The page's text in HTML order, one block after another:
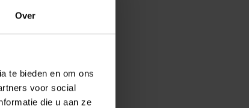
Over
te bieden en om ons
voor social
die u aan ze